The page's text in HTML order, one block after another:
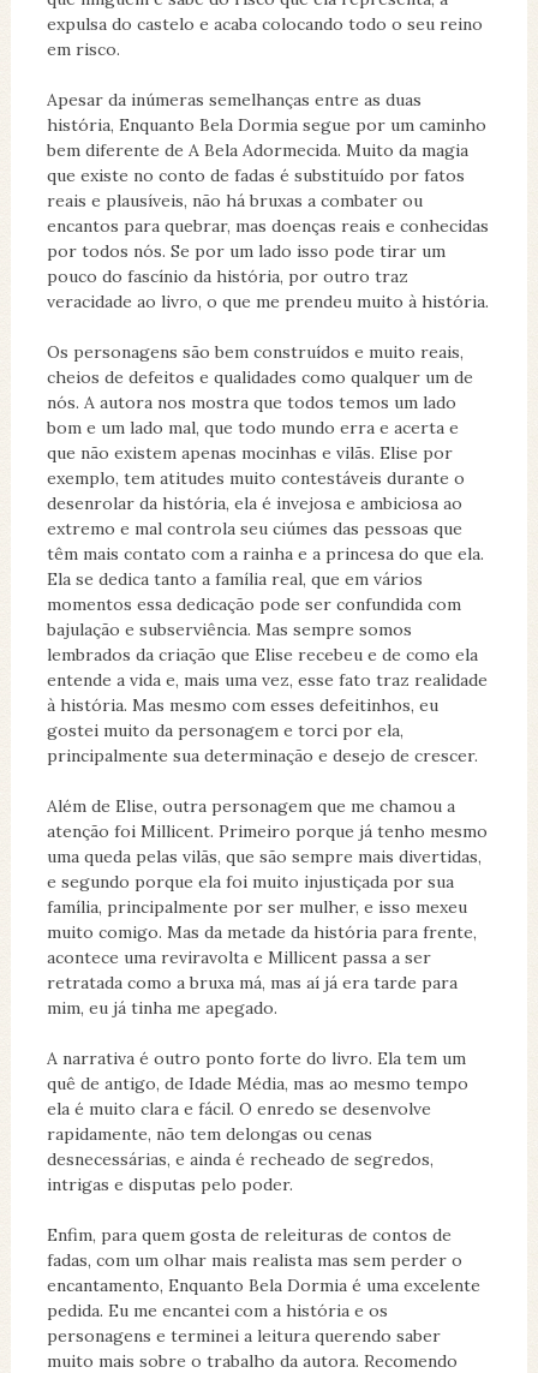
expulsa do castelo e acaba colocando todo o seu reino
em risco.
Apesar da inúmeras semelhanças entre as duas
história, Enquanto Bela Dormia segue por um caminho
bem diferente de A Bela Adormecida. Muito da magia
que existe no conto de fadas é substituído por fatos
reais e plausíveis, não há bruxas a combater ou
encantos para quebrar, mas doenças reais e conhecidas
por todos nós. Se por um lado isso pode tirar um
pouco do fascínio da história, por outro traz
veracidade ao livro, o que me prendeu muito à história.
Os personagens são bem construídos e muito reais,
cheios de defeitos e qualidades como qualquer um de
nós. A autora nos mostra que todos temos um lado
bom e um lado mal, que todo mundo erra e acerta e
que não existem apenas mocinhas e vilãs. Elise por
exemplo, tem atitudes muito contestáveis durante o
desenrolar da história, ela é invejosa e ambiciosa ao
extremo e mal controla seu ciúmes das pessoas que
têm mais contato com a rainha e a princesa do que ela.
Ela se dedica tanto a família real, que em vários
momentos essa dedicação pode ser confundida com
bajulação e subserviência. Mas sempre somos
lembrados da criação que Elise recebeu e de como ela
entende a vida e, mais uma vez, esse fato traz realidade
à história. Mas mesmo com esses defeitinhos, eu
gostei muito da personagem e torci por ela,
principalmente sua determinação e desejo de crescer.
Além de Elise, outra personagem que me chamou a
atenção foi Millicent. Primeiro porque já tenho mesmo
uma queda pelas vilãs, que são sempre mais divertidas,
e segundo porque ela foi muito injustiçada por sua
família, principalmente por ser mulher, e isso mexeu
muito comigo. Mas da metade da história para frente,
acontece uma reviravolta e Millicent passa a ser
retratada como a bruxa má, mas aí já era tarde para
mim, eu já tinha me apegado.
A narrativa é outro ponto forte do livro. Ela tem um
quê de antigo, de Idade Média, mas ao mesmo tempo
ela é muito clara e fácil. O enredo se desenvolve
rapidamente, não tem delongas ou cenas
desnecessárias, e ainda é recheado de segredos,
intrigas e disputas pelo poder.
Enfim, para quem gosta de releituras de contos de
fadas, com um olhar mais realista mas sem perder o
encantamento, Enquanto Bela Dormia é uma excelente
pedida. Eu me encantei com a história e os
personagens e terminei a leitura querendo saber
muito mais sobre o trabalho da autora. Recomendo